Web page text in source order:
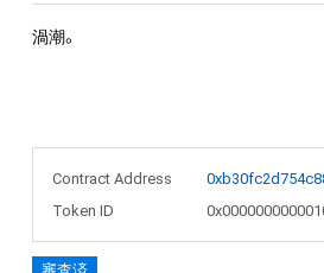
渦潮。
Contract Address
Token ID